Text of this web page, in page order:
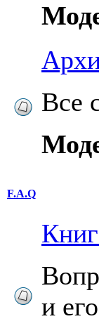
Все
F.A.Q
и